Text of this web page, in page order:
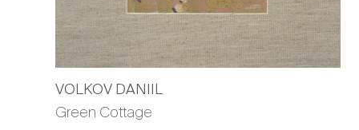
VOLKOV DANIIL
Green Cottage